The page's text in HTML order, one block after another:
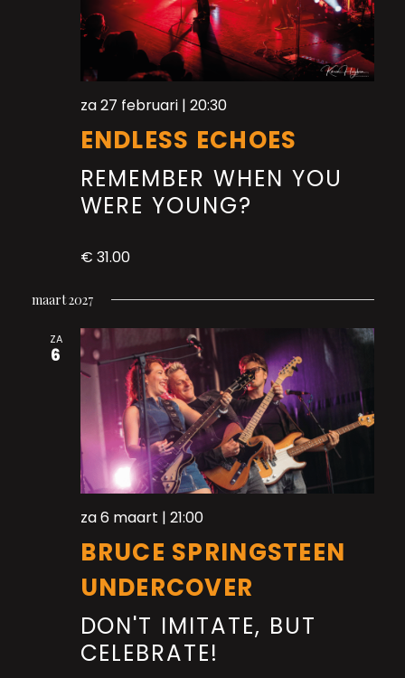
za 27 februari | 20:30
ENDLESS ECHOES
REMEMBER WHEN YOU
WERE YOUNG?
€ 31.00
maart 2027
ZA
6
za 6 maart | 21:00
BRUCE SPRINGSTEEN
UNDERCOVER
DON'T IMITATE, BUT
CELEBRATE!